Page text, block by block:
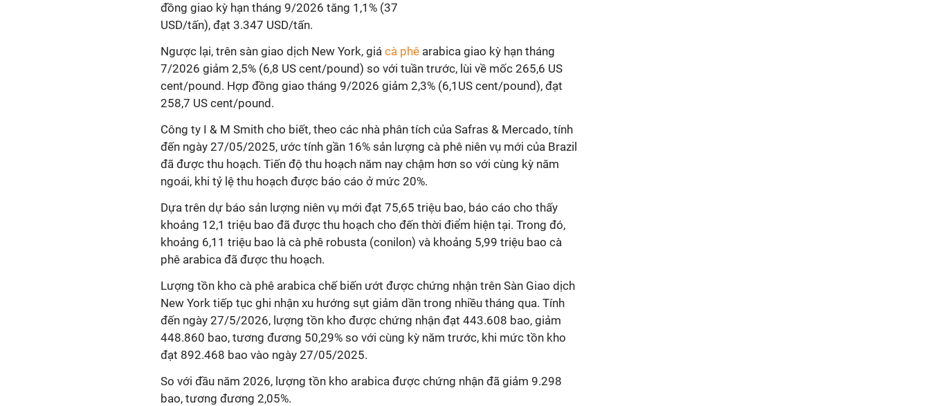
đồng giao kỳ hạn tháng 9/2026 tăng 1,1% (37
USD/tấn), đạt 3.347 USD/tấn.
Ngược lại, trên sàn giao dịch New York, giá cà phê arabica giao kỳ hạn tháng
7/2026 giảm 2,5% (6,8 US cent/pound) so với tuần trước, lùi về mốc 265,6 US
cent/pound. Hợp đồng giao tháng 9/2026 giảm 2,3% (6,1US cent/pound), đạt
258,7 US cent/pound.
Công ty I & M Smith cho biết, theo các nhà phân tích của Safras & Mercado, tính
đến ngày 27/05/2025, ước tính gần 16% sản lượng cà phê niên vụ mới của Brazil
đã được thu hoạch. Tiến độ thu hoạch năm nay chậm hơn so với cùng kỳ năm
ngoái, khi tỷ lệ thu hoạch được báo cáo ở mức 20%.
Dựa trên dự báo sản lượng niên vụ mới đạt 75,65 triệu bao, báo cáo cho thấy
khoảng 12,1 triệu bao đã được thu hoạch cho đến thời điểm hiện tại. Trong đó,
khoảng 6,11 triệu bao là cà phê robusta (conilon) và khoảng 5,99 triệu bao cà
phê arabica đã được thu hoạch.
Lượng tồn kho cà phê arabica chế biến ướt được chứng nhận trên Sàn Giao dịch
New York tiếp tục ghi nhận xu hướng sụt giảm dần trong nhiều tháng qua. Tính
đến ngày 27/5/2026, lượng tồn kho được chứng nhận đạt 443.608 bao, giảm
448.860 bao, tương đương 50,29% so với cùng kỳ năm trước, khi mức tồn kho
đạt 892.468 bao vào ngày 27/05/2025.
So với đầu năm 2026, lượng tồn kho arabica được chứng nhận đã giảm 9.298
bao, tương đương 2,05%.